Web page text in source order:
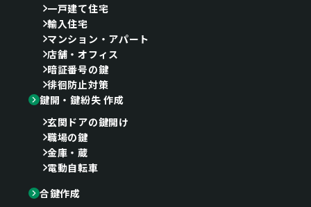
一戸建て住宅
輸入住宅
マンション・アパート
店舗・オフィス
暗証番号の鍵
徘徊防止対策
鍵開・鍵紛失 作成
玄関ドアの鍵開け
職場の鍵
金庫・蔵
電動自転車
合鍵作成